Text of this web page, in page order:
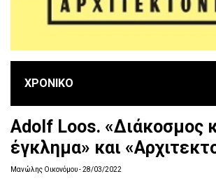
ΧΡΟΝΙΚΟ
Adolf Loos. «Διάκοσμος
έγκλημα» και
Μανώλης Οικονόμου- 28/03/2022